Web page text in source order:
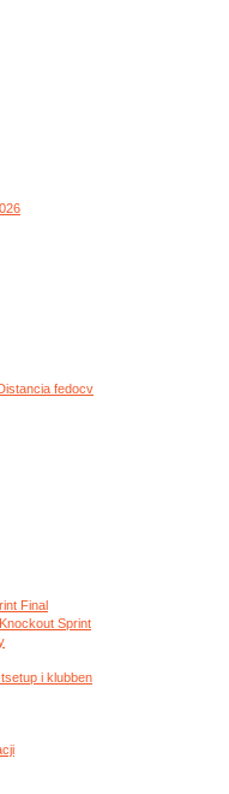
fedocv
Final
Sprint
i klubben